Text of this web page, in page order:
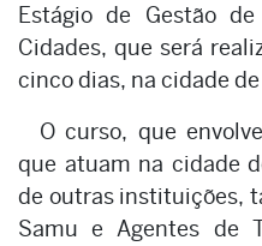
Estágio de Gestão
Cidades, que será
cinco dias, na cidade de
O curso, que
que atuam na cidade
de outras instituições,
Samu e Agentes de